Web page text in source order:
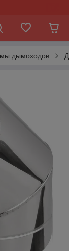
дымоходов